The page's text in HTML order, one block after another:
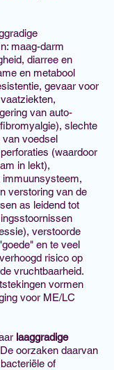
maag-darm
diarree en
en metabool
gevaar voor
van auto-
slechte
voedsel
(waardoor
in lekt),
verstoring van de
as leidend tot
verstoorde
en te veel
risico op
vruchtbaarheid.
vormen
voor ME/LC
laaggradige
oorzaken daarvan
of